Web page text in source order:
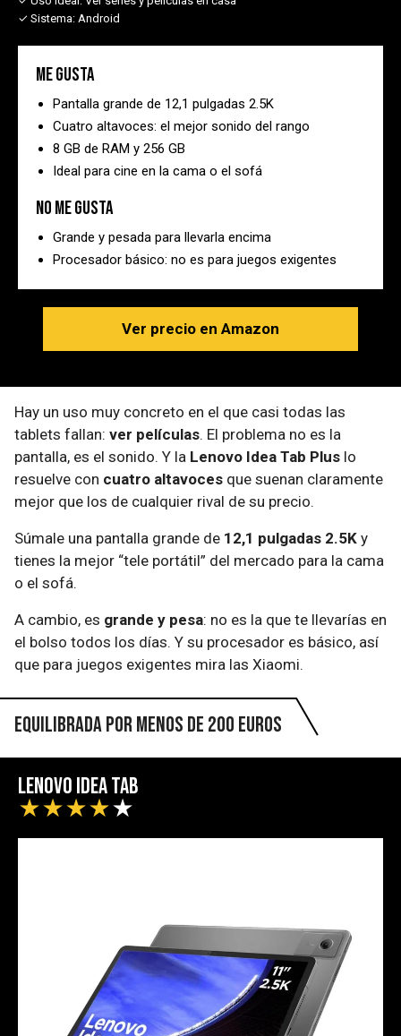
✓ Sistema: Android
Me gusta
Pantalla grande de 12,1 pulgadas 2.5K
Cuatro altavoces: el mejor sonido del rango
8 GB de RAM y 256 GB
Ideal para cine en la cama o el sofá
No me gusta
Grande y pesada para llevarla encima
Procesador básico: no es para juegos exigentes
Ver precio en Amazon
Hay un uso muy concreto en el que casi todas las
tablets fallan: ver películas. El problema no es la
pantalla, es el sonido. Y la Lenovo Idea Tab Plus lo
resuelve con cuatro altavoces que suenan claramente
mejor que los de cualquier rival de su precio.
Súmale una pantalla grande de 12,1 pulgadas 2.5K y
tienes la mejor “tele portátil” del mercado para la cama
o el sofá.
A cambio, es grande y pesa: no es la que te llevarías en
el bolso todos los días. Y su procesador es básico, así
que para juegos exigentes mira las Xiaomi.
Equilibrada por menos de 200 euros
Lenovo Idea Tab
★★★★★